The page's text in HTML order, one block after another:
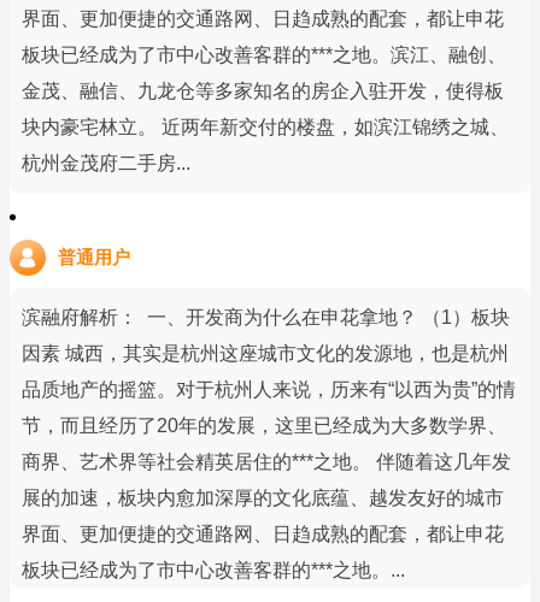
界面、更加便捷的交通路网、日趋成熟的配套，都让申花
板块已经成为了市中心改善客群的***之地。滨江、融创、
金茂、融信、九龙仓等多家知名的房企入驻开发，使得板
块内豪宅林立。 近两年新交付的楼盘，如滨江锦绣之城、
杭州金茂府二手房...
普通用户
滨融府解析： 一、开发商为什么在申花拿地？ （1）板块
因素 城西，其实是杭州这座城市文化的发源地，也是杭州
品质地产的摇篮。对于杭州人来说，历来有“以西为贵”的情
节，而且经历了20年的发展，这里已经成为大多数学界、
商界、艺术界等社会精英居住的***之地。 伴随着这几年发
展的加速，板块内愈加深厚的文化底蕴、越发友好的城市
界面、更加便捷的交通路网、日趋成熟的配套，都让申花
板块已经成为了市中心改善客群的***之地。...